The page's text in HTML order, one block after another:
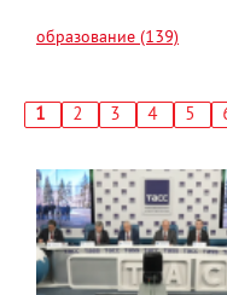
образование (139)
Текущая
1 Страница
2 Страница
3 Страница
4 5